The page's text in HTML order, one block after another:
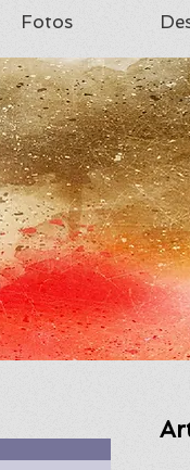
Fotos